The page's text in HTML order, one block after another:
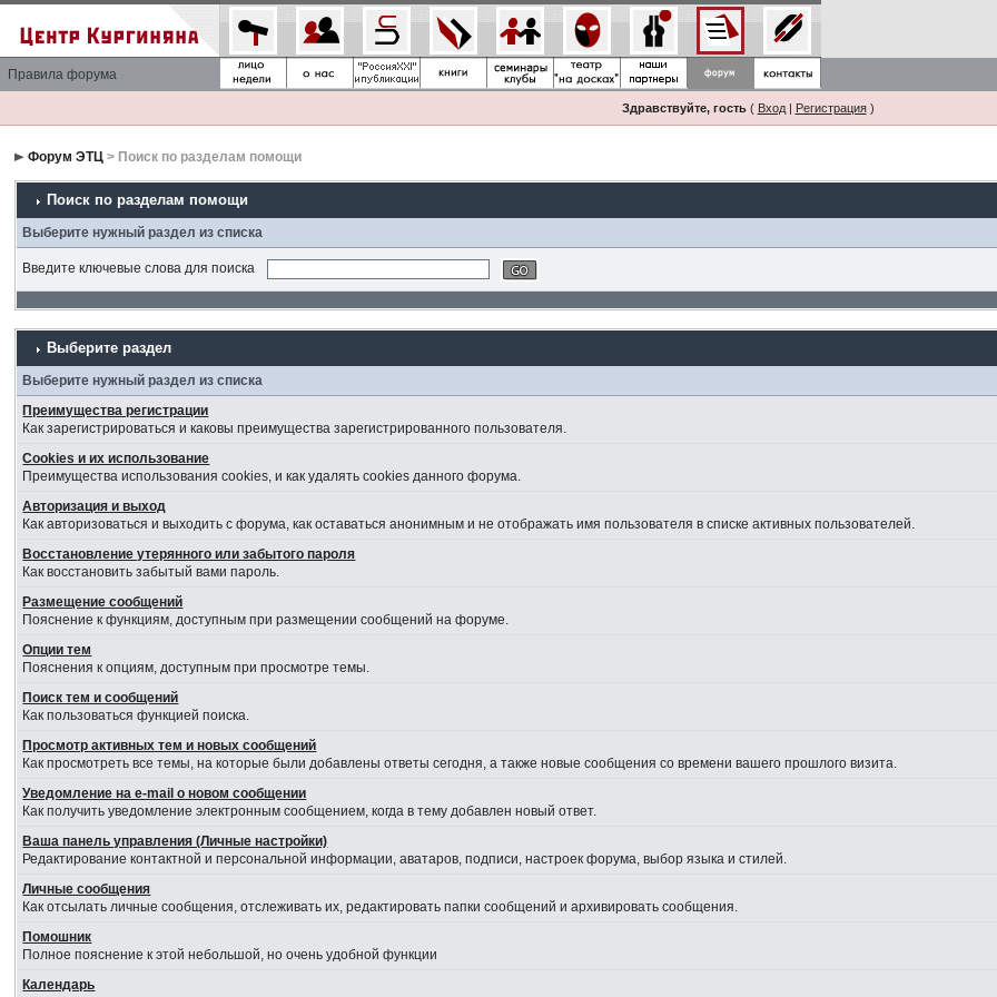
Правила форума
Здравствуйте, гость( Вход| Регистрация)
Форум ЭТЦ > Поиск по разделам помощи
Поиск по разделам помощи
Выберите нужный раздел из списка
Введите ключевые слова для поиска
Выберите раздел
Выберите нужный раздел из списка
Преимущества регистрации
Как зарегистрироваться и каковы преимущества зарегистрированного пользователя.
Cookies и их использование
Преимущества использования cookies, и как удалять cookies данного форума.
Авторизация и выход
Как авторизоваться и выходить с форума, как оставаться анонимным и не отображать имя пользователя в списке активных пользователей.
Восстановление утерянного или забытого пароля
Как восстановить забытый вами пароль.
Размещение сообщений
Пояснение к функциям, доступным при размещении сообщений на форуме.
Опции тем
Пояснения к опциям, доступным при просмотре темы.
Поиск тем и сообщений
Как пользоваться функцией поиска.
Просмотр активных тем и новых сообщений
Как просмотреть все темы, на которые были добавлены ответы сегодня, а также новые сообщения со времени вашего прошлого визита.
Уведомление на е-mail о новом сообщении
Как получить уведомление электронным сообщением, когда в тему добавлен новый ответ.
Ваша панель управления (Личные настройки)
Редактирование контактной и персональной информации, аватаров, подписи, настроек форума, выбор языка и стилей.
Личные сообщения
Как отсылать личные сообщения, отслеживать их, редактировать папки сообщений и архивировать сообщения.
Помошник
Полное пояснение к этой небольшой, но очень удобной функции
Календарь